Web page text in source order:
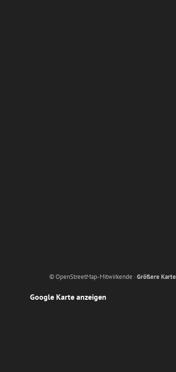
© OpenStreetMap-Mitwirkende ·Größere Karte
Google Karte anzeigen